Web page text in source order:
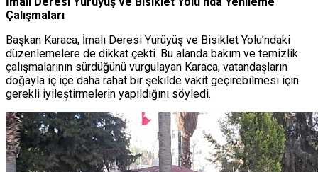
Çalışmaları
Başkan Karaca, İmalı Deresi Yürüyüş ve Bisiklet Yolu’ndaki
düzenlemelere de dikkat çekti. Bu alanda bakım ve temizlik
çalışmalarının sürdüğünü vurgulayan Karaca, vatandaşların
doğayla iç içe daha rahat bir şekilde vakit geçirebilmesi için
gerekli iyileştirmelerin yapıldığını söyledi.